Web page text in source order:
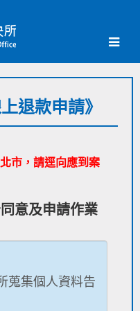
退款申請》
市，請逕向應到案
意及申請作業